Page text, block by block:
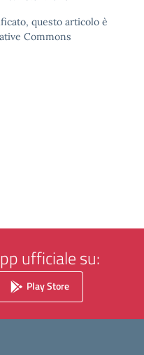
questo articolo è
Commons
ufficiale su:
Play Store